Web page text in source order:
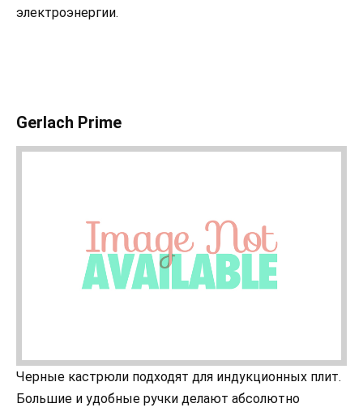
электроэнергии.
Gerlach Prime
Черные кастрюли подходят для индукционных плит.
Большие и удобные ручки делают абсолютно